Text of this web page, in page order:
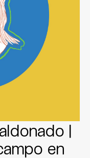
|
en